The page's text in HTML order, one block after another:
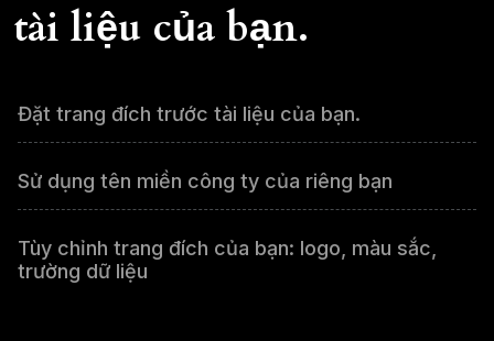
tài liệu của bạn.
Đặt trang đích trước tài liệu của bạn.
Sử dụng tên miền công ty của riêng bạn
Tùy chỉnh trang đích của bạn: logo, màu sắc,
trường dữ liệu